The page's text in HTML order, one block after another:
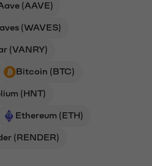
(AAVE)
(WAVES)
(VANRY)
Bitcoin (BTC)
(HNT)
Ethereum (ETH)
(RENDER)